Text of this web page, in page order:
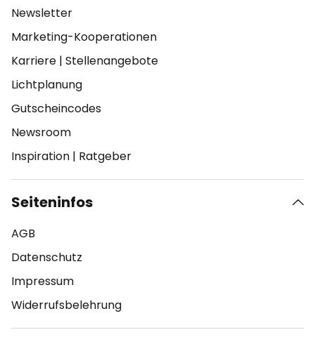
Newsletter
Marketing-Kooperationen
Karriere | Stellenangebote
Lichtplanung
Gutscheincodes
Newsroom
Inspiration | Ratgeber
Seiteninfos
AGB
Datenschutz
Impressum
Widerrufsbelehrung